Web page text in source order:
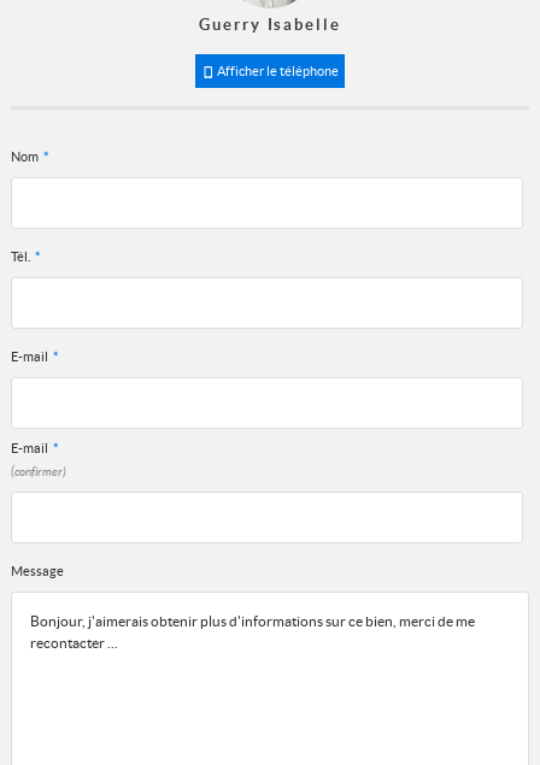
Guerry Isabelle
Afficher le téléphone
Nom *
Tél. *
E-mail *
E-mail *
(confirmer)
Message